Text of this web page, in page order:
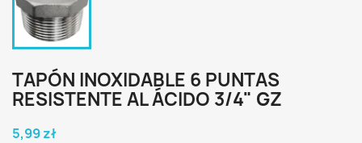
TAPÓN INOXIDABLE 6 PUNTAS
RESISTENTE AL ÁCIDO 3/4" GZ
5,99 zł